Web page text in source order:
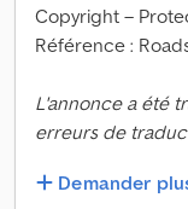
Copyright –
Référence :
L'annonce a été
erreurs de
Demander